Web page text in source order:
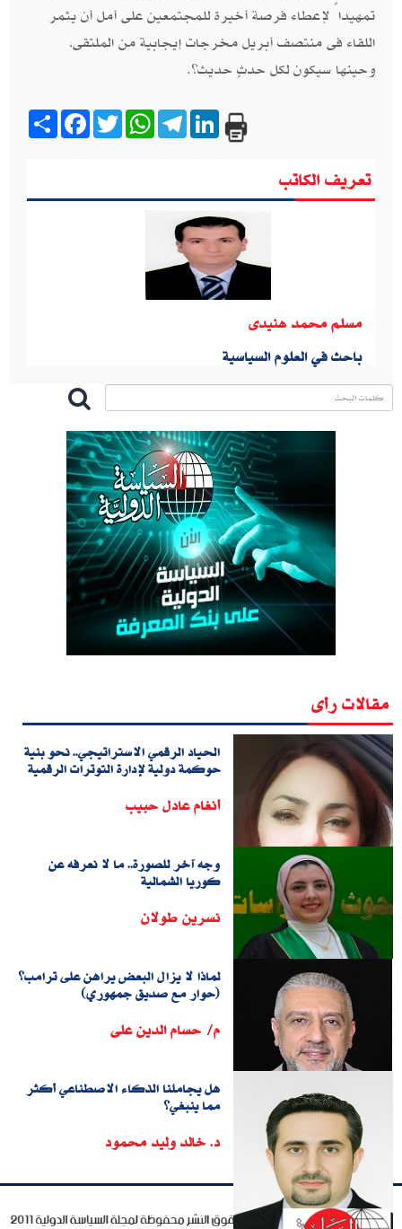
تمهيداً لإعطاء فرصة أخيرة للمجتمعين على أمل أن يثمر
اللقاء فى منتصف أبريل مخرجات إيجابية من الملتقى،
وحينها سيكون لكل حدثٍ حديث؟.
Share
FacebookTwitter
WhatsApp
Telegram
LinkedIn
تعريف الكاتب
مسلم محمد هنيدى
باحث في العلوم السياسية
مقالات رأى
الحياد الرقمي الاستراتيجي.. نحو بنية
حوكمة دولية لإدارة التوترات الرقمية
أنغام عادل حبيب
وجه آخر للصورة.. ما لا نعرفه عن
كوريا الشمالية
نسرين طولان
لماذا لا يزال البعض يراهن على ترامب؟
(حوار مع صديق جمهوري)
م/ حسام الدين على
هل يجاملنا الذكاء الاصطناعي أكثر
مما ينبغي؟
د. خالد وليد محمود